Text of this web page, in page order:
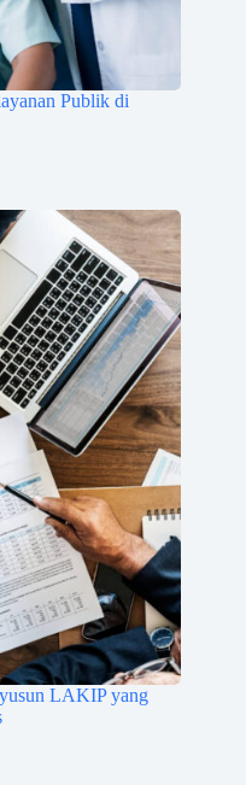
Publik di
LAKIP yang